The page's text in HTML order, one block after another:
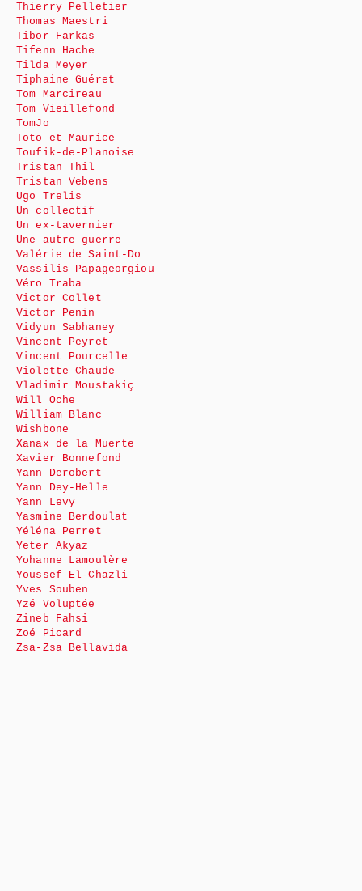
Thierry Pelletier
Thomas Maestri
Tibor Farkas
Tifenn Hache
Tilda Meyer
Tiphaine Guéret
Tom Marcireau
Tom Vieillefond
TomJo
Toto et Maurice
Toufik-de-Planoise
Tristan Thil
Tristan Vebens
Ugo Trelis
Un collectif
Un ex-tavernier
Une autre guerre
Valérie de Saint-Do
Vassilis Papageorgiou
Véro Traba
Victor Collet
Victor Penin
Vidyun Sabhaney
Vincent Peyret
Vincent Pourcelle
Violette Chaude
Vladimir Moustakiç
Will Oche
William Blanc
Wishbone
Xanax de la Muerte
Xavier Bonnefond
Yann Derobert
Yann Dey-Helle
Yann Levy
Yasmine Berdoulat
Yéléna Perret
Yeter Akyaz
Yohanne Lamoulère
Youssef El-Chazli
Yves Souben
Yzé Voluptée
Zineb Fahsi
Zoé Picard
Zsa-Zsa Bellavida